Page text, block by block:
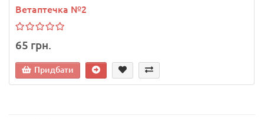
Ветаптечка №2
65 грн.
Придбати